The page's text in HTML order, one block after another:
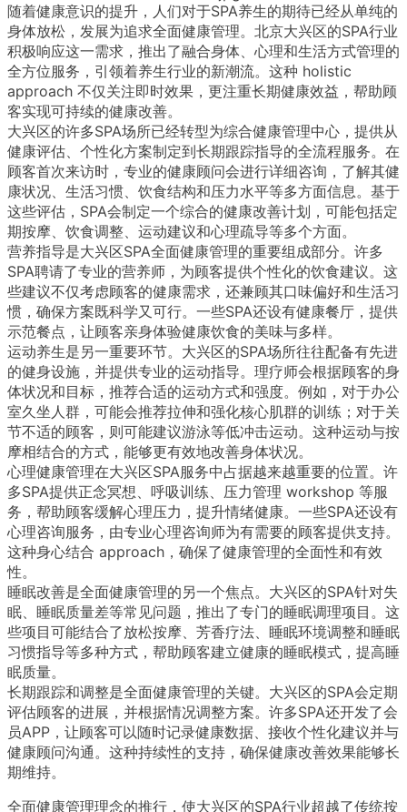
随着健康意识的提升，人们对于SPA养生的期待已经从单纯的
身体放松，发展为追求全面健康管理。北京大兴区的SPA行业
积极响应这一需求，推出了融合身体、心理和生活方式管理的
全方位服务，引领着养生行业的新潮流。这种 holistic
approach 不仅关注即时效果，更注重长期健康效益，帮助顾
客实现可持续的健康改善。
大兴区的许多SPA场所已经转型为综合健康管理中心，提供从
健康评估、个性化方案制定到长期跟踪指导的全流程服务。在
顾客首次来访时，专业的健康顾问会进行详细咨询，了解其健
康状况、生活习惯、饮食结构和压力水平等多方面信息。基于
这些评估，SPA会制定一个综合的健康改善计划，可能包括定
期按摩、饮食调整、运动建议和心理疏导等多个方面。
营养指导是大兴区SPA全面健康管理的重要组成部分。许多
SPA聘请了专业的营养师，为顾客提供个性化的饮食建议。这
些建议不仅考虑顾客的健康需求，还兼顾其口味偏好和生活习
惯，确保方案既科学又可行。一些SPA还设有健康餐厅，提供
示范餐点，让顾客亲身体验健康饮食的美味与多样。
运动养生是另一重要环节。大兴区的SPA场所往往配备有先进
的健身设施，并提供专业的运动指导。理疗师会根据顾客的身
体状况和目标，推荐合适的运动方式和强度。例如，对于办公
室久坐人群，可能会推荐拉伸和强化核心肌群的训练；对于关
节不适的顾客，则可能建议游泳等低冲击运动。这种运动与按
摩相结合的方式，能够更有效地改善身体状况。
心理健康管理在大兴区SPA服务中占据越来越重要的位置。许
多SPA提供正念冥想、呼吸训练、压力管理 workshop 等服
务，帮助顾客缓解心理压力，提升情绪健康。一些SPA还设有
心理咨询服务，由专业心理咨询师为有需要的顾客提供支持。
这种身心结合 approach，确保了健康管理的全面性和有效
性。
睡眠改善是全面健康管理的另一个焦点。大兴区的SPA针对失
眠、睡眠质量差等常见问题，推出了专门的睡眠调理项目。这
些项目可能结合了放松按摩、芳香疗法、睡眠环境调整和睡眠
习惯指导等多种方式，帮助顾客建立健康的睡眠模式，提高睡
眠质量。
长期跟踪和调整是全面健康管理的关键。大兴区的SPA会定期
评估顾客的进展，并根据情况调整方案。许多SPA还开发了会
员APP，让顾客可以随时记录健康数据、接收个性化建议并与
健康顾问沟通。这种持续性的支持，确保健康改善效果能够长
期维持。
全面健康管理理念的推行，使大兴区的SPA行业超越了传统按